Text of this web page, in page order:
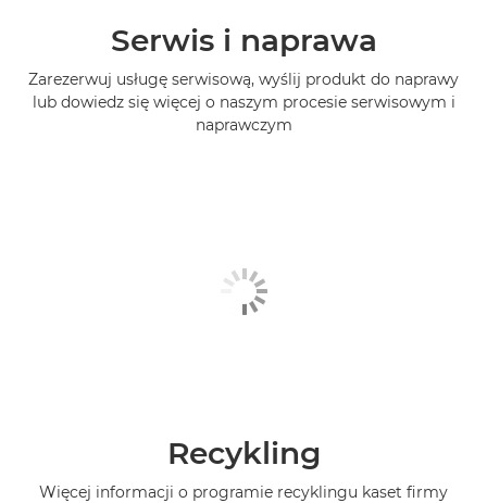
Serwis i naprawa
Zarezerwuj usługę serwisową, wyślij produkt do naprawy
lub dowiedz się więcej o naszym procesie serwisowym i
naprawczym
Recykling
Więcej informacji o programie recyklingu kaset firmy